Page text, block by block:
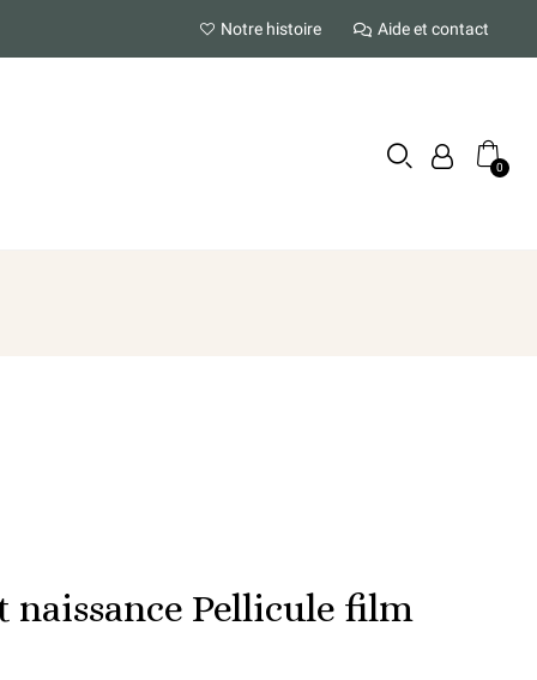
Notre histoire Aide et contact
naissance Pellicule film